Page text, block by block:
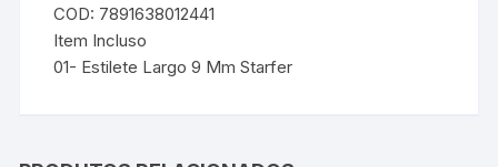
COD: 7891638012441
Item Incluso
01- Estilete Largo 9 Mm Starfer